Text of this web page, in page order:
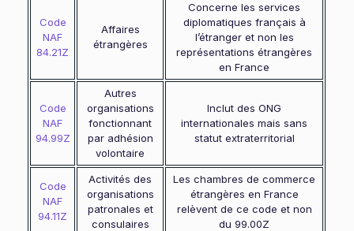
Code
NAF
84.21Z
Affaires
étrangères
Concerne les services
diplomatiques français à
l’étranger et non les
représentations étrangères
en France
Code
NAF
94.99Z
Autres
organisations
fonctionnant
par adhésion
volontaire
Inclut des ONG
internationales mais sans
statut extraterritorial
Code
NAF
94.11Z
Activités des
organisations
patronales et
consulaires
Les chambres de commerce
étrangères en France
relèvent de ce code et non
du 99.00Z